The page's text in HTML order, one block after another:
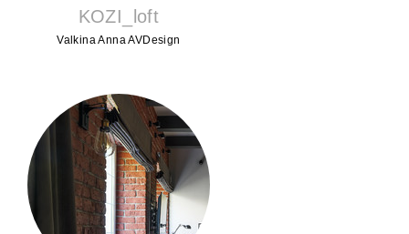
KOZI_loft
Valkina Anna AVDesign